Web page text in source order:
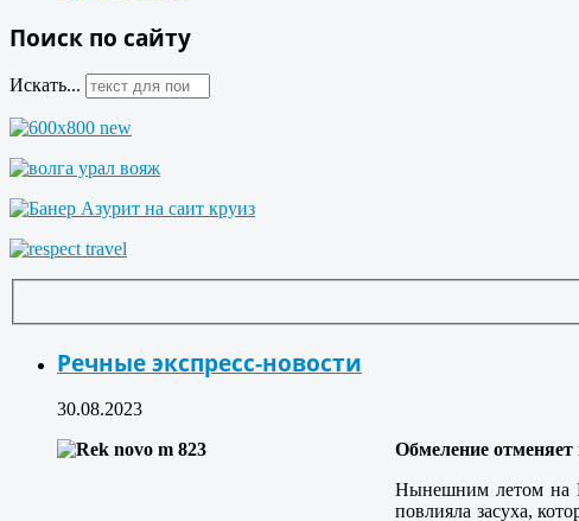
Поиск по сайту
Искать...
Речные экспресс-новости
30.08.2023
Обмеление
Нынешним летом на
повлияла засуха,